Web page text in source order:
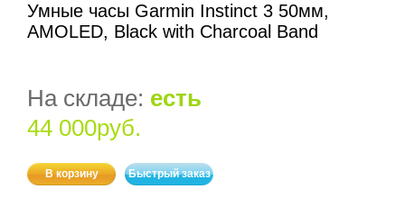
Умные часы Garmin Instinct 3 50мм,
AMOLED, Black with Charcoal Band
На складе: есть
44 000руб.
В корзину Быстрый заказ